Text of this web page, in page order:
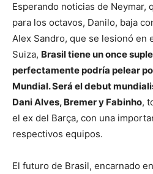
Esperando noticias de Neymar,
para los octavos, Danilo, baja
Alex Sandro, que se lesionó en
Suiza, Brasil tiene un once
perfectamente podría pelear
Mundial. Será el debut
Dani Alves, Bremer y Fabinho,
el ex del Barça, con una
respectivos equipos.
El futuro de Brasil, encarnado